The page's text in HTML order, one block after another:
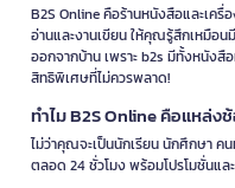
B2S Online คือร้านหนังสือและเค
อ่านและงานเขียน ให้คุณรู้สึกเหมือ
ออกจากบ้าน เพราะ b2s มีทั้งหนัง
สิทธิพิเศษที่ไม่ควรพลาด!
ทำไม B2S Online คือแหล่
ไม่ว่าคุณจะเป็นนักเรียน นักศึกษา
ตลอด 24 ชั่วโมง พร้อมโปรโมชั่นแ